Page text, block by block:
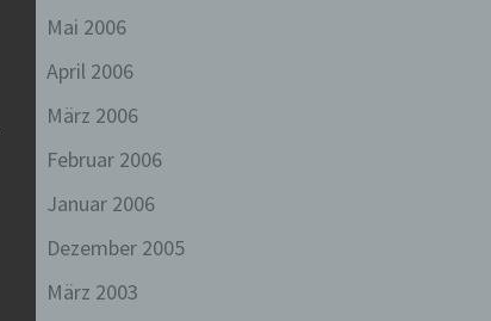
Mai 2006
April 2006
März 2006
Februar 2006
Januar 2006
Dezember 2005
März 2003